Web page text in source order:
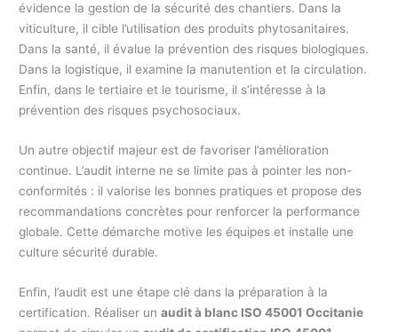
évidence la gestion de la sécurité des chantiers. Dans la
viticulture, il cible l’utilisation des produits phytosanitaires.
Dans la santé, il évalue la prévention des risques biologiques.
Dans la logistique, il examine la manutention et la circulation.
Enfin, dans le tertiaire et le tourisme, il s’intéresse à la
prévention des risques psychosociaux.
Un autre objectif majeur est de favoriser l’amélioration
continue. L’audit interne ne se limite pas à pointer les non-
conformités : il valorise les bonnes pratiques et propose des
recommandations concrètes pour renforcer la performance
globale. Cette démarche motive les équipes et installe une
culture sécurité durable.
Enfin, l’audit est une étape clé dans la préparation à la
certification. Réaliser unaudit à blanc ISO 45001 Occitanie